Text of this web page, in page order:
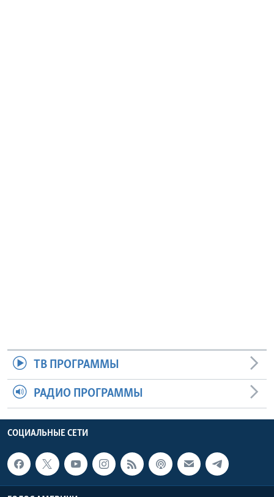
ТВ ПРОГРАММЫ
РАДИО ПРОГРАММЫ
СОЦИАЛЬНЫЕ СЕТИ